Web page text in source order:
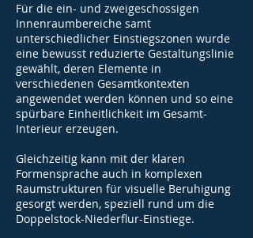
Für die ein- und zweigeschossigen
Innenraumbereiche samt
unterschiedlicher Einstiegszonen wurde
eine bewusst reduzierte Gestaltungslinie
gewählt, deren Elemente in
verschiedenen Gesamtkontexten
angewendet werden können und so eine
spürbare Einheitlichkeit im Gesamt-
Interieur erzeugen.
Gleichzeitig kann mit der klaren
Formensprache auch in komplexen
Raumstrukturen für visuelle Beruhigung
gesorgt werden, speziell rund um die
Doppelstock-Niederflur-Einstiege.